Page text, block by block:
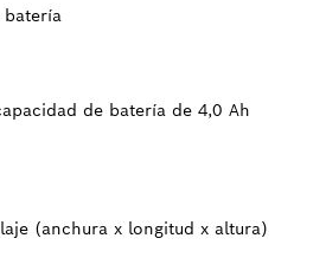
batería
de batería de 4,0 Ah
(anchura x longitud x altura)